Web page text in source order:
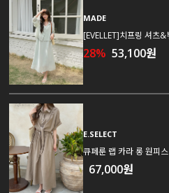
MADE
[EVELLET]치프링 셔츠
28% 53,100원
E.SELECT
큐페룬 랩 카라 롱 원피스
67,000원